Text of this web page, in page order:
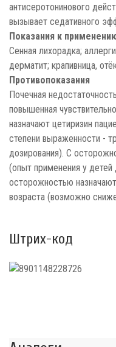
антисеротонинового
вызывает седативного
Показания к
Сенная лихорадка;
дерматит; крапивница,
Противопоказания
Почечная
повышенная
назначают цетиризин
степени выраженности -
дозирования). С
(опыт применения у
осторожностью
возраста (возможно
Штрих-код